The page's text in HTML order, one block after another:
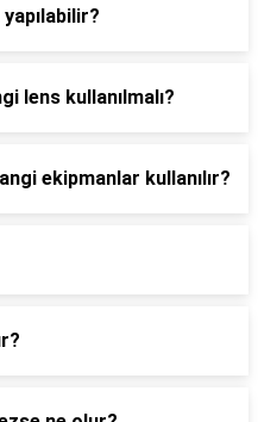
lens kullanılmalı?
ekipmanlar kullanılır?